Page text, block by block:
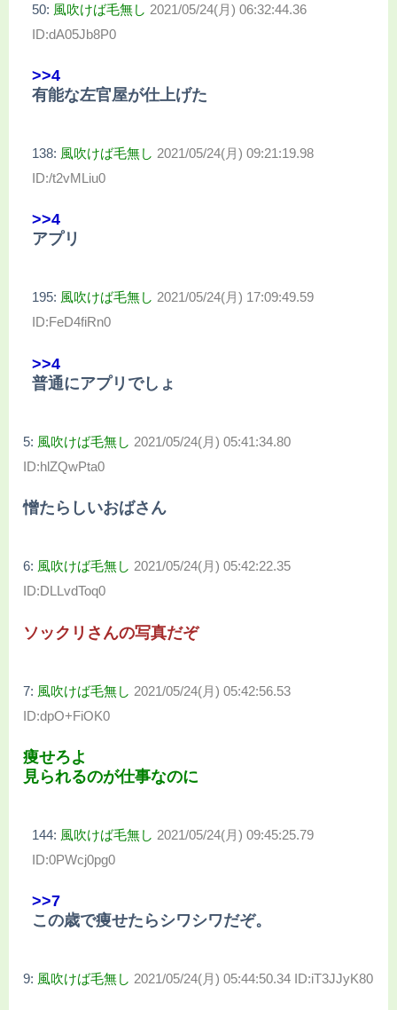
50: 風吹けば毛無し 2021/05/24(月) 06:32:44.36
ID:dA05Jb8P0
>>4
有能な左官屋が仕上げた
138: 風吹けば毛無し 2021/05/24(月) 09:21:19.98
ID:/t2vMLiu0
>>4
アプリ
195: 風吹けば毛無し 2021/05/24(月) 17:09:49.59
ID:FeD4fiRn0
>>4
普通にアプリでしょ
5: 風吹けば毛無し 2021/05/24(月) 05:41:34.80
ID:hlZQwPta0
憎たらしいおばさん
6: 風吹けば毛無し 2021/05/24(月) 05:42:22.35
ID:DLLvdToq0
ソックリさんの写真だぞ
7: 風吹けば毛無し 2021/05/24(月) 05:42:56.53
ID:dpO+FiOK0
痩せろよ
見られるのが仕事なのに
144: 風吹けば毛無し 2021/05/24(月) 09:45:25.79
ID:0PWcj0pg0
>>7
この歳で痩せたらシワシワだぞ。
9: 風吹けば毛無し 2021/05/24(月) 05:44:50.34 ID:iT3JJyK80